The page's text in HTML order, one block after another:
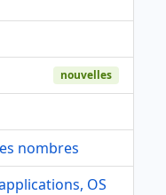
nouvelles
nombres
OS